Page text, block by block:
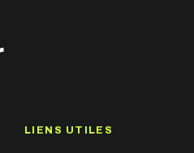
LIENS UTILES